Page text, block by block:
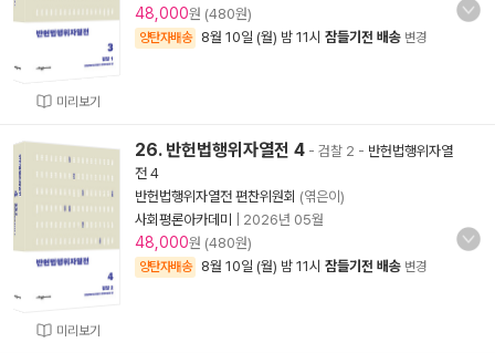
미리보기
48,000원 (480원)
양탄자배송 8월 10일 (월) 밤 11시 잠들기전 배송 변경
미리보기
26. 반헌법행위자열전 4 - 검찰 2 - 반헌법행위자열
전 4
반헌법행위자열전 편찬위원회 (엮은이)
사회평론아카데미
2026년 05월
48,000원 (480원)
양탄자배송 8월 10일 (월) 밤 11시 잠들기전 배송 변경